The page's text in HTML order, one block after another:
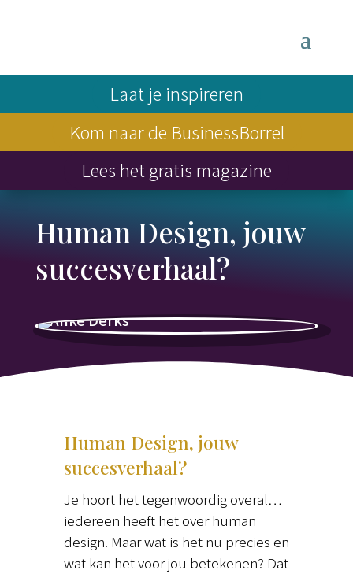
Laat je inspireren
Kom naar de BusinessBorrel
Lees het gratis magazine
Human Design, jouw
succesverhaal?
Human Design, jouw
succesverhaal?
Je hoort het tegenwoordig overal…
iedereen heeft het over human
design. Maar wat is het nu precies en
wat kan het voor jou betekenen? Dat